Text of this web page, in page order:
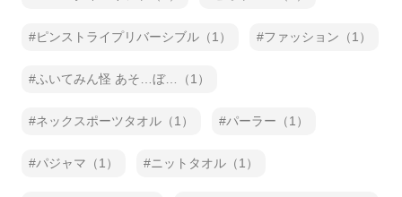
ピンストライプリバーシブル（1） ファッション（1）
ふいてみん怪 あそ…ぼ…（1）
ネックスポーツタオル（1） パーラー（1）
パジャマ（1） ニットタオル（1）